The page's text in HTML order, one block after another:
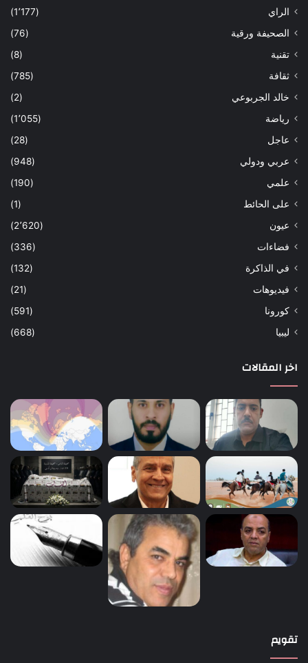
الراي
(1٬177)
الصحيفة ورقية
(76)
تقنية
(8)
ثقافة
(785)
خالد الجربوعي
(2)
رياضة
(1٬055)
عاجل
(28)
عربي ودولي
(948)
علمي
(190)
على الحائط
(1)
عيون
(2٬620)
فضاءات
(336)
في الذاكرة
(132)
فيديوهات
(21)
كورونا
(591)
ليبيا
(668)
اخر المقالات
تقويم